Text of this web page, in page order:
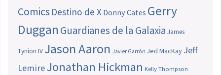
Comics Destino de X Donny Cates Gerry
Duggan Guardianes de la Galaxia James
Tynion IV Jason Aaron Javier Garrón Jed MacKay Jeff
LemireJonathan Hickman Kelly Thompson